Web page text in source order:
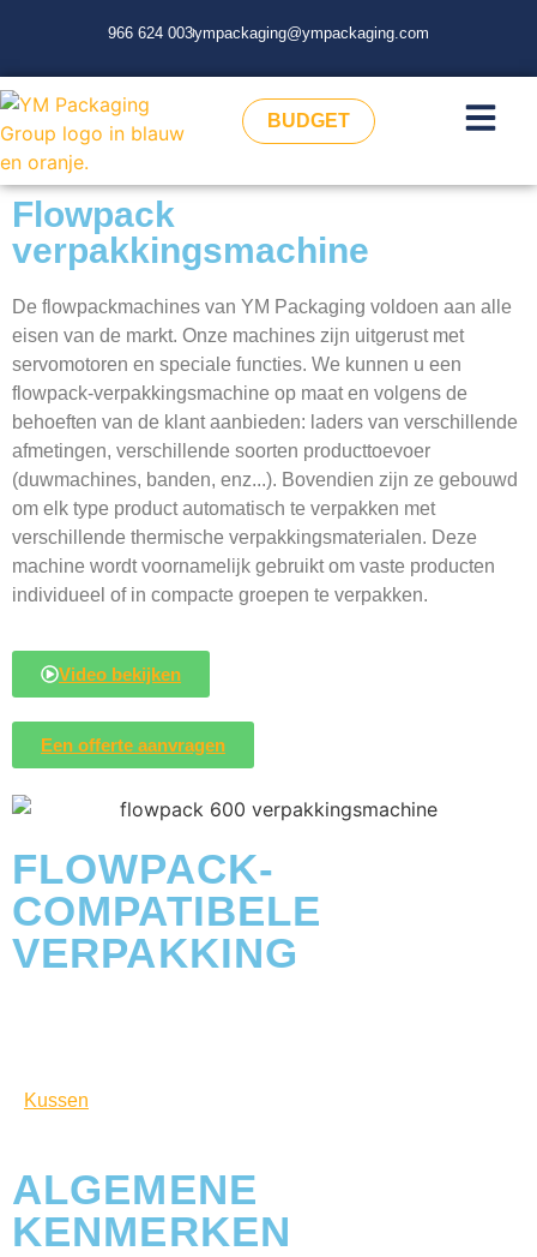
966 624 003ympackaging@ympackaging.com
BUDGET
Flowpack
verpakkingsmachine
De flowpackmachines van YM Packaging voldoen aan alle
eisen van de markt. Onze machines zijn uitgerust met
servomotoren en speciale functies. We kunnen u een
flowpack-verpakkingsmachine op maat en volgens de
behoeften van de klant aanbieden: laders van verschillende
afmetingen, verschillende soorten producttoevoer
(duwmachines, banden, enz...). Bovendien zijn ze gebouwd
om elk type product automatisch te verpakken met
verschillende thermische verpakkingsmaterialen. Deze
machine wordt voornamelijk gebruikt om vaste producten
individueel of in compacte groepen te verpakken.
Video bekijken
Een offerte aanvragen
FLOWPACK-
COMPATIBELE
VERPAKKING
Kussen
ALGEMENE
KENMERKEN